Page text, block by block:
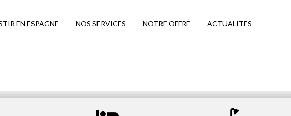
EN ESPAGNE NOS SERVICES NOTRE OFFRE ACTUALITES